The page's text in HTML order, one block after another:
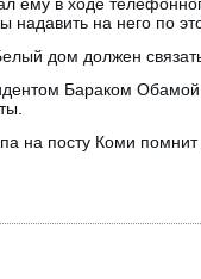
надавить на него по
дом должен
Бараком
на посту Коми